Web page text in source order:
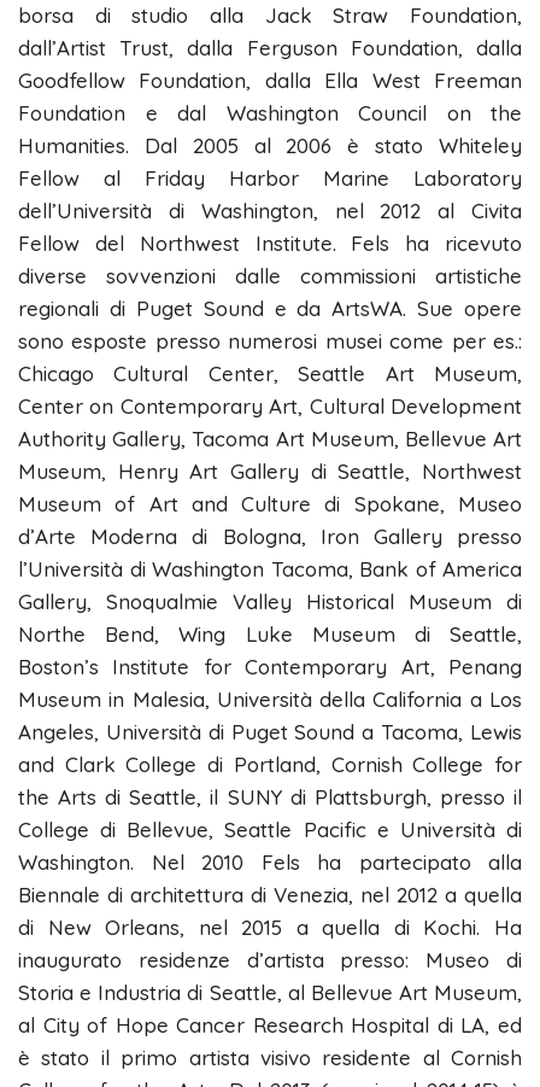
borsa di studio alla Jack Straw Foundation,
dall’Artist Trust, dalla Ferguson Foundation, dalla
Goodfellow Foundation, dalla Ella West Freeman
Foundation e dal Washington Council on the
Humanities. Dal 2005 al 2006 è stato Whiteley
Fellow al Friday Harbor Marine Laboratory
dell’Università di Washington, nel 2012 al Civita
Fellow del Northwest Institute. Fels ha ricevuto
diverse sovvenzioni dalle commissioni artistiche
regionali di Puget Sound e da ArtsWA. Sue opere
sono esposte presso numerosi musei come per es.:
Chicago Cultural Center, Seattle Art Museum,
Center on Contemporary Art, Cultural Development
Authority Gallery, Tacoma Art Museum, Bellevue Art
Museum, Henry Art Gallery di Seattle, Northwest
Museum of Art and Culture di Spokane, Museo
d’Arte Moderna di Bologna, Iron Gallery presso
l’Università di Washington Tacoma, Bank of America
Gallery, Snoqualmie Valley Historical Museum di
Northe Bend, Wing Luke Museum di Seattle,
Boston’s Institute for Contemporary Art, Penang
Museum in Malesia, Università della California a Los
Angeles, Università di Puget Sound a Tacoma, Lewis
and Clark College di Portland, Cornish College for
the Arts di Seattle, il SUNY di Plattsburgh, presso il
College di Bellevue, Seattle Pacific e Università di
Washington. Nel 2010 Fels ha partecipato alla
Biennale di architettura di Venezia, nel 2012 a quella
di New Orleans, nel 2015 a quella di Kochi. Ha
inaugurato residenze d’artista presso: Museo di
Storia e Industria di Seattle, al Bellevue Art Museum,
al City of Hope Cancer Research Hospital di LA, ed
è stato il primo artista visivo residente al Cornish